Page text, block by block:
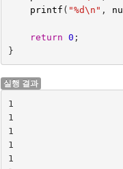
printf ( "%d\n " ,
return 0 ;
}
실행 결과
1
1
1
1
1